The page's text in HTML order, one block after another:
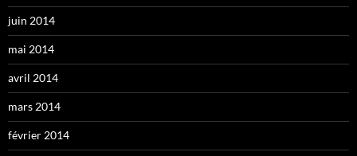
juin 2014
mai 2014
avril 2014
mars 2014
février 2014